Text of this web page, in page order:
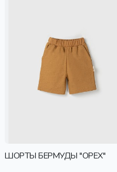
ШОРТЫ БЕРМУДЫ "ОРЕХ"